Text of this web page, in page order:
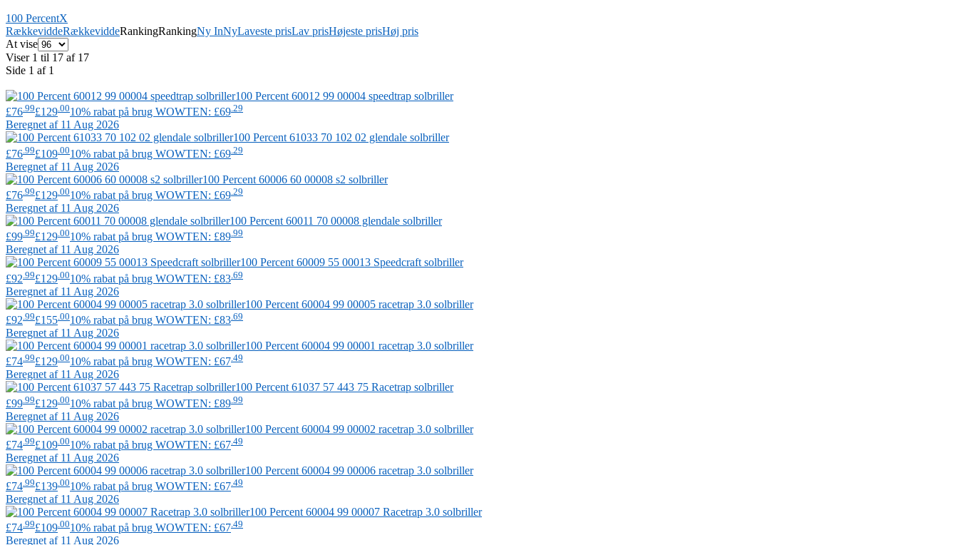
100 PercentX
RækkeviddeRækkeviddeRankingRankingNy InNyLaveste prisLav prisHøjeste prisHøj pris
At vise
Viser 1 til 17 af 17
Side 1 af 1
100 Percent 60012 99 00004 speedtrap solbriller
£76 .99£129 .0010% rabat på brug WOWTEN: £69 .29
Beregnet af 11 Aug 2026
100 Percent 61033 70 102 02 glendale solbriller
£76 .99£109 .0010% rabat på brug WOWTEN: £69 .29
Beregnet af 11 Aug 2026
100 Percent 60006 60 00008 s2 solbriller
£76 .99£129 .0010% rabat på brug WOWTEN: £69 .29
Beregnet af 11 Aug 2026
100 Percent 60011 70 00008 glendale solbriller
£99 .99£129 .0010% rabat på brug WOWTEN: £89 .99
Beregnet af 11 Aug 2026
100 Percent 60009 55 00013 Speedcraft solbriller
£92 .99£129 .0010% rabat på brug WOWTEN: £83 .69
Beregnet af 11 Aug 2026
100 Percent 60004 99 00005 racetrap 3.0 solbriller
£92 .99£155 .0010% rabat på brug WOWTEN: £83 .69
Beregnet af 11 Aug 2026
100 Percent 60004 99 00001 racetrap 3.0 solbriller
£74 .99£129 .0010% rabat på brug WOWTEN: £67 .49
Beregnet af 11 Aug 2026
100 Percent 61037 57 443 75 Racetrap solbriller
£99 .99£129 .0010% rabat på brug WOWTEN: £89 .99
Beregnet af 11 Aug 2026
100 Percent 60004 99 00002 racetrap 3.0 solbriller
£74 .99£109 .0010% rabat på brug WOWTEN: £67 .49
Beregnet af 11 Aug 2026
100 Percent 60004 99 00006 racetrap 3.0 solbriller
£74 .99£139 .0010% rabat på brug WOWTEN: £67 .49
Beregnet af 11 Aug 2026
100 Percent 60004 99 00007 Racetrap 3.0 solbriller
£74.99£109.0010% rabat på brug WOWTEN: £67.49
Beregnet af 11 Aug 2026